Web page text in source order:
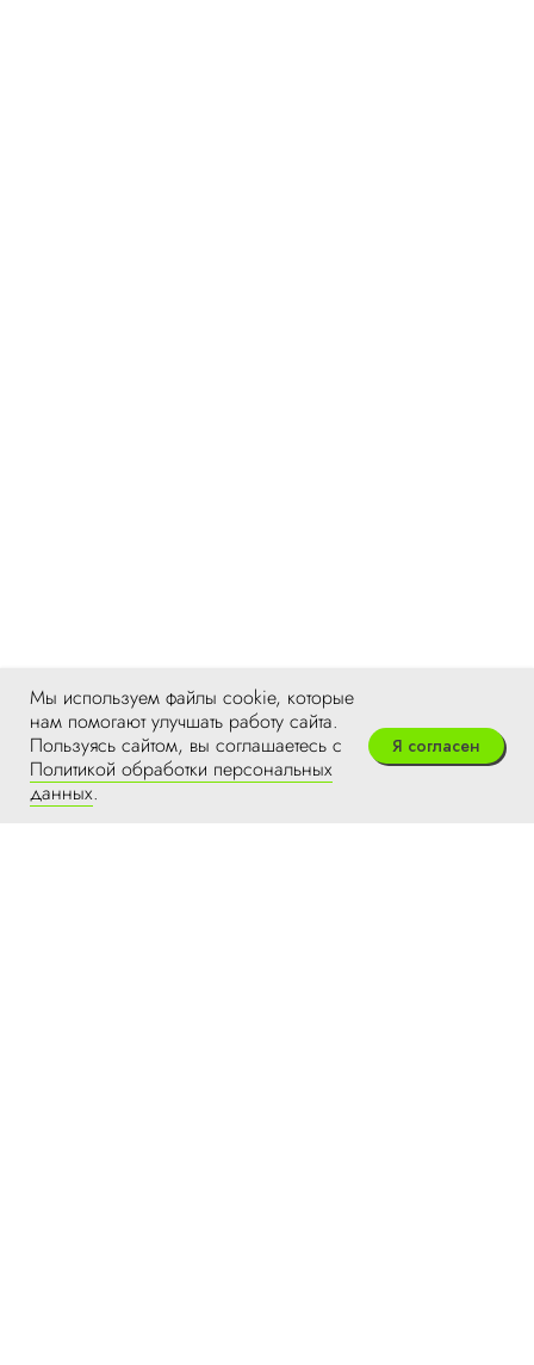
Мы используем файлы cookie, которые
нам помогают улучшать работу сайта.
Пользуясь сайтом, вы соглашаетесь с
Политикой обработки персональных
данных.
Я согласен